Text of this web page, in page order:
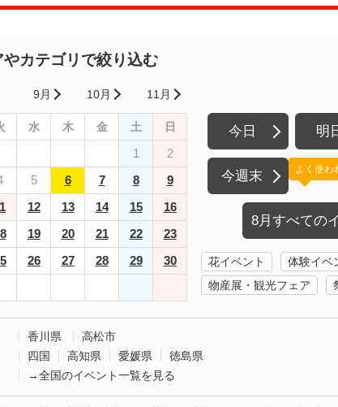
やカテゴリで絞り込む
9月 10月 11月
水 木 金 土 日
1
2
5 6 7 8
9
12 13 14 15
16
19 20 21 22
23
26 27 28 29
30
今日 明
今週末
8月すべての
よく使わ
花イベント
体験イベ
物産展・観光フェア
香川県
高松市
四国
高知県 愛媛県
徳島県
→全国のイベント一覧を見る